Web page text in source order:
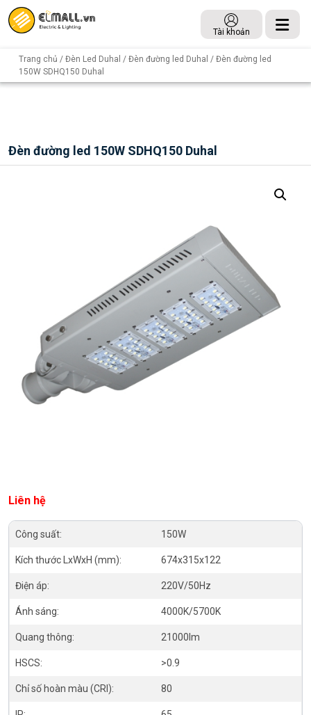
Tài khoản
Trang chủ / Đèn Led Duhal / Đèn đường led Duhal / Đèn đường led
150W SDHQ150 Duhal
Đèn đường led 150W SDHQ150 Duhal
Liên hệ
Công suất: 150W
Kích thước LxWxH (mm): 674x315x122
Điện áp: 220V/50Hz
Ánh sáng: 4000K/5700K
Quang thông: 21000lm
HSCS: >0.9
Chỉ số hoàn màu (CRI): 80